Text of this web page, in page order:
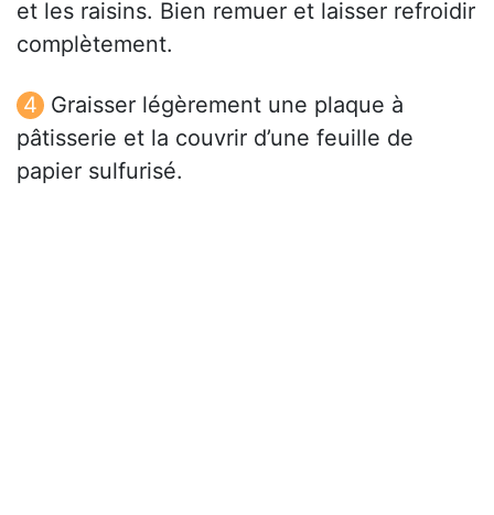
et les raisins. Bien remuer et laisser refroidir
complètement.
Graisser légèrement une plaque à
pâtisserie et la couvrir d’une feuille de
papier sulfurisé.